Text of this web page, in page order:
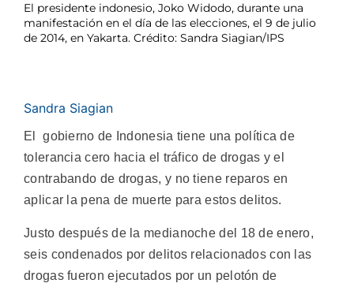
El presidente indonesio, Joko Widodo, durante una
manifestación en el día de las elecciones, el 9 de julio
de 2014, en Yakarta. Crédito: Sandra Siagian/IPS
Sandra Siagian
El gobierno de Indonesia tiene una política de
tolerancia cero hacia el tráfico de drogas y el
contrabando de drogas, y no tiene reparos en
aplicar la pena de muerte para estos delitos.
Justo después de la medianoche del 18 de enero,
seis condenados por delitos relacionados con las
drogas fueron ejecutados por un pelotón de